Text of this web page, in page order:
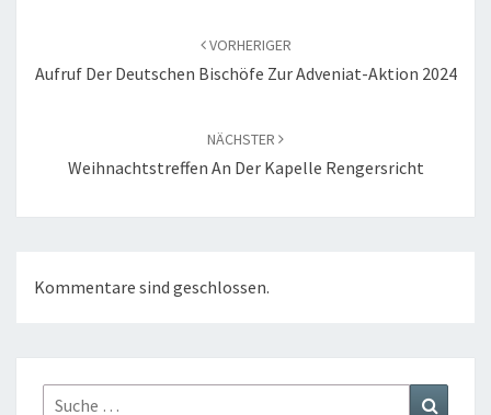
VORHERIGER
Aufruf Der Deutschen Bischöfe Zur Adveniat-Aktion 2024
NÄCHSTER
Weihnachtstreffen An Der Kapelle Rengersricht
Kommentare sind geschlossen.
Suche